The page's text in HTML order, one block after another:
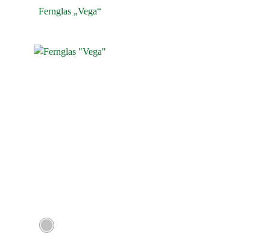
Fernglas „Vega“